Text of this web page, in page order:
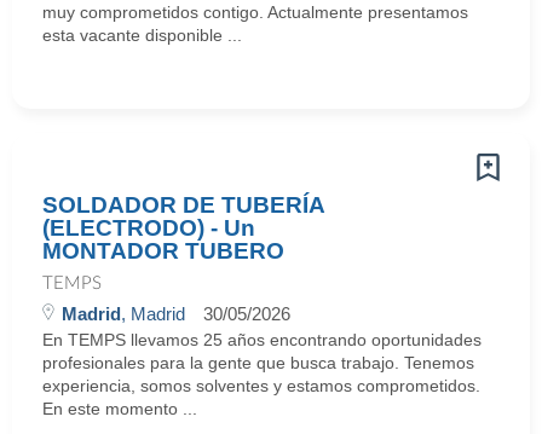
muy comprometidos contigo. Actualmente presentamos
esta vacante disponible ...
SOLDADOR DE TUBERÍA
(ELECTRODO) - Un
MONTADOR TUBERO
TEMPS
Madrid, Madrid 30/05/2026
En TEMPS llevamos 25 años encontrando oportunidades
profesionales para la gente que busca trabajo. Tenemos
experiencia, somos solventes y estamos comprometidos.
En este momento ...